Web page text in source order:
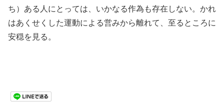
ち）ある人にとっては、いかなる作為も存在しない。かれ
はあくせくした運動による営みから離れて、至るところに
安穏を見る。